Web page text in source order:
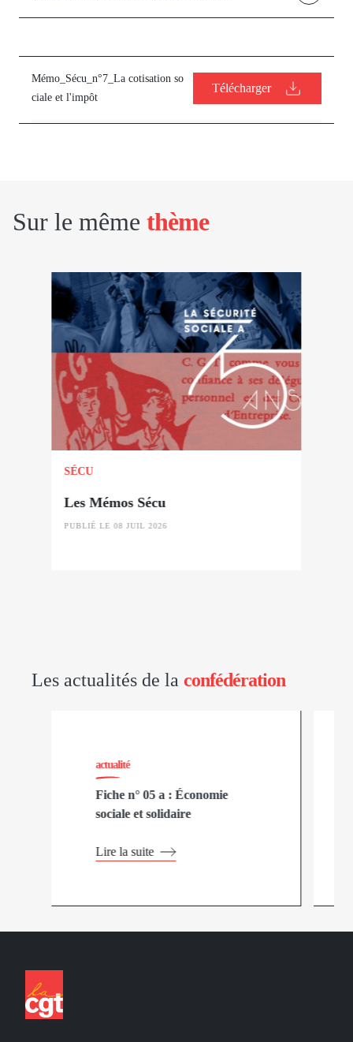
Mémo_Sécu_n°7_La cotisation so
ciale et l'impôt
Télécharger
Sur le même thème
SÉCU
Les Mémos Sécu
PUBLIÉ LE 08 JUIL 2026
Les actualités de la confédération
actualité
Fiche n° 05 a : Économie
sociale et solidaire
Lire la suite